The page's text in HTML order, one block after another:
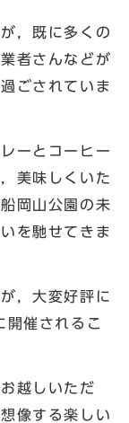
，既に多くの
者さんなどが
ごされていま
ーとコーヒー
美味しくいた
岡山公園の未
を馳せてきま
，大変好評に
催されるこ
越しいただ
像する楽しい